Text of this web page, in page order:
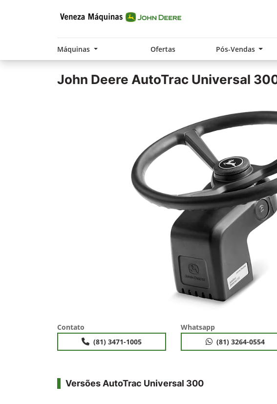
Máquinas Ofertas Pós-Vendas
John Deere AutoTrac Universal
Contato
(81) 3471-1005
Whatsapp
(81) 3264-0554
Versões AutoTrac Universal 300